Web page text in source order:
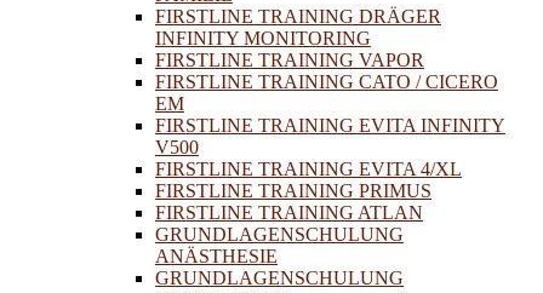
FIRSTLINE TRAINING DRÄGER
INFINITY MONITORING
FIRSTLINE TRAINING VAPOR
FIRSTLINE TRAINING CATO / CICERO
EM
FIRSTLINE TRAINING EVITA INFINITY
V500
FIRSTLINE TRAINING EVITA 4/XL
FIRSTLINE TRAINING PRIMUS
FIRSTLINE TRAINING ATLAN
GRUNDLAGENSCHULUNG
ANÄSTHESIE
GRUNDLAGENSCHULUNG